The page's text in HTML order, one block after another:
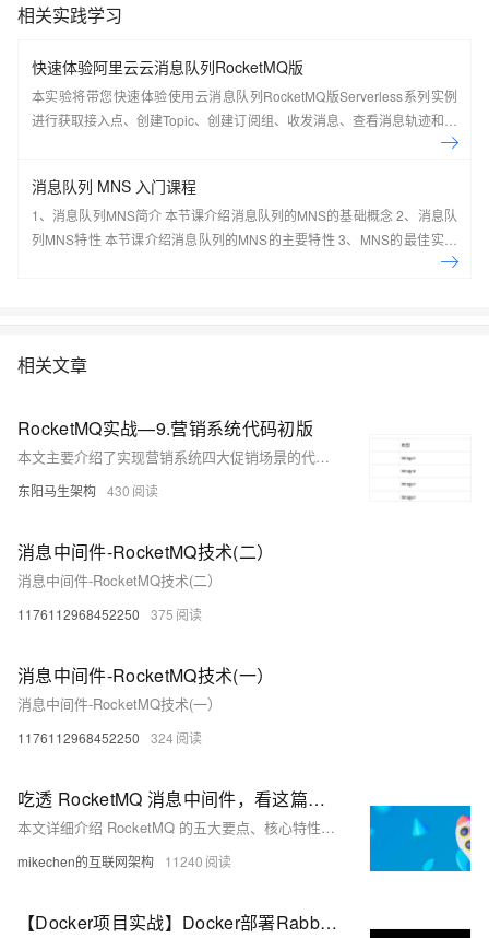
相关实践学习
快速体验阿里云云消息队列RocketMQ版
本实验将带您快速体验使用云消息队列RocketMQ版Serverless系列实例
进行获取接入点、创建Topic、创建订阅组、收发消息、查看消息轨迹和仪
消息队列 MNS 入门课程
1、消息队列MNS简介 本节课介绍消息队列的MNS的基础概念 2、消息队
列MNS特性 本节课介绍消息队列的MNS的主要特性 3、MNS的最佳实践
相关文章
RocketMQ实战—9.营销系统代码初版
本文主要介绍了实现营销系统四大促销场景的代码初版：全量用户推送促销活动、全量用户发放优惠券、特定用户推送领取优惠券消息、热门商品定时推送。
东阳马生架构 430
消息中间件-RocketMQ技术(二）
消息中间件-RocketMQ技术(二）
1176112968452250 375
消息中间件-RocketMQ技术(一）
消息中间件-RocketMQ技术(一）
1176112968452250 324
吃透 RocketMQ 消息中间件，看这篇就够了！
本文详细介绍 RocketMQ 的五大要点、核心特性及应用场景，涵盖高并发业务场景下的消息中间件关键知识点。关注【mikechen的互联网架构】，10年+BAT架构经验倾囊相授。
mikechen的互联网架构 11240
【Docker项目实战】Docker部署RabbitMQ消息中间件